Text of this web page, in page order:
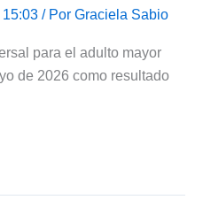
/ Por Graciela Sabio
para el adulto mayor
de 2026 como resultado